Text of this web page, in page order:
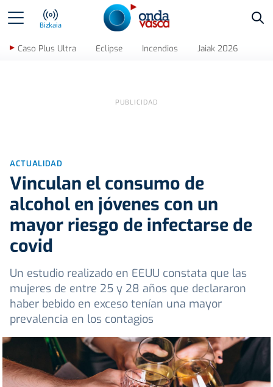
Bizkaia
Caso Plus Ultra Eclipse Incendios Jaiak 2026
ACTUALIDAD
Vinculan el consumo de
alcohol en jóvenes con un
mayor riesgo de infectarse de
covid
Un estudio realizado en EEUU constata que las
mujeres de entre 25 y 28 años que declararon
haber bebido en exceso tenían una mayor
prevalencia en los contagios